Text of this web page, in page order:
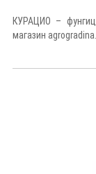
КУРАЦИО –
магазин